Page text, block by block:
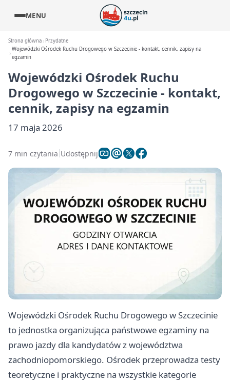
MENU
Strona główna
Przydatne
Wojewódzki Ośrodek Ruchu Drogowego w Szczecinie - kontakt, cennik, zapisy na
egzamin
Wojewódzki Ośrodek Ruchu
Drogowego w Szczecinie - kontakt,
cennik, zapisy na egzamin
17 maja 2026
7 min czytania Udostępnij
Wojewódzki Ośrodek Ruchu Drogowego w Szczecinie
to jednostka organizująca państwowe egzaminy na
prawo jazdy dla kandydatów z województwa
zachodniopomorskiego. Ośrodek przeprowadza testy
teoretyczne i praktyczne na wszystkie kategorie